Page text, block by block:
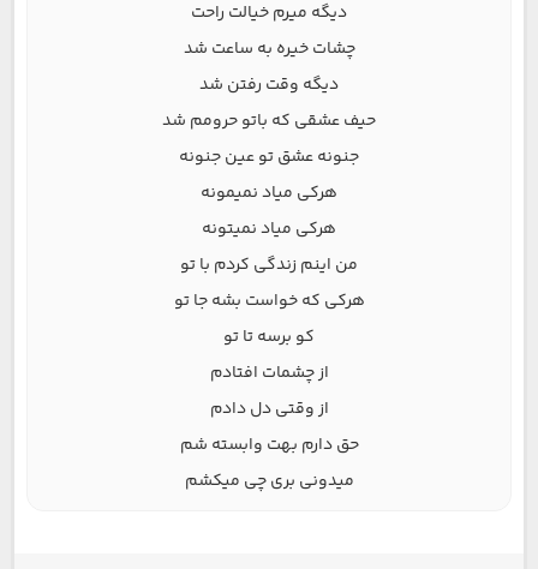
دیگه میرم خیالت راحت
چشات خیره به ساعت شد
دیگه وقت رفتن شد
حیف عشقی که باتو حرومم شد
جنونه عشق تو عین جنونه
هرکی میاد نمیمونه
هرکی میاد نمیتونه
من اینم زندگی کردم با تو
هرکی که خواست بشه جا تو
کو برسه تا تو
از چشمات افتادم
از وقتی دل دادم
حق دارم بهت وابسته شم
میدونی بری چی میکشم